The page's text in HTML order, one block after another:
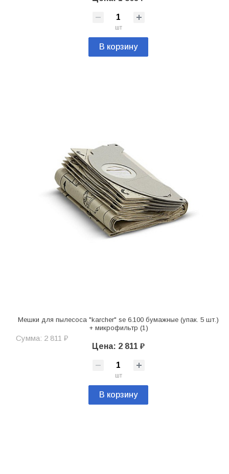
шт
В корзину
Мешки для пылесоса "karcher" se 6.100 бумажные (упак. 5 шт.)
+ микрофильтр (1)
Сумма: 2 811 ₽
Цена: 2 811 ₽
шт
В корзину